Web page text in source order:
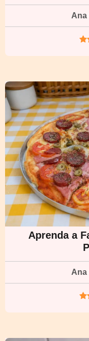
Ana
Aprenda a
Ana